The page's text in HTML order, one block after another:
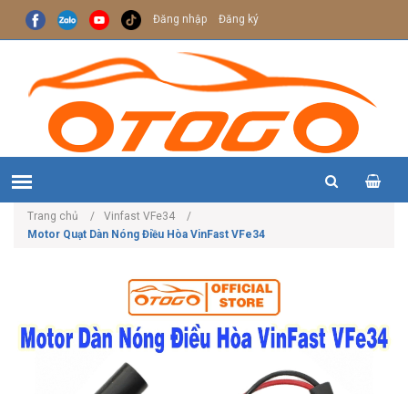
Đăng nhập Đăng ký
Trang chủ
Vinfast VFe34
Motor Quạt Dàn Nóng Điều Hòa VinFast VFe34